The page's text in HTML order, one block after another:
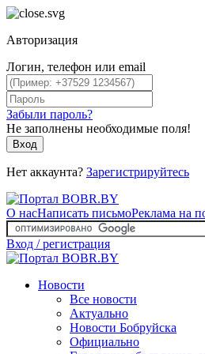
Авторизация
Логин, телефон или email
Забыли пароль?
Не заполнены необходимые поля!
Вход
Нет аккаунта? Зарегистрируйтесь
О насНаписать письмоРеклама на
Вход / регистрация
Новости
Все новости
Актуально
Новости Бобруйска
Официально